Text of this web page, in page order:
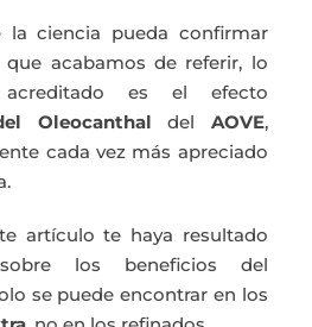
ciencia pueda confirmar
acabamos de referir, lo
es el efecto
Oleocanthal del AOVE,
cada vez más apreciado
artículo te haya resultado
los beneficios del
se puede encontrar en los